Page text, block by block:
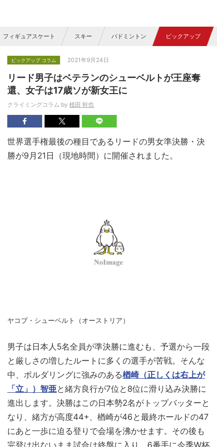
フィギュアスケート スキー バドミントン ピックアップ
ピックアップ コラム 2021年9月24日
リード男子はベテランのシューベルトが王座奪
還、女子は17歳ソが新女王に
クライミングコラム by 植田 幹也
世界選手権最後の種目であるリードの男女準決勝・決
勝が9月21日（現地時間）に開催されました。
ヤコブ・シューベルト（オーストリア）
男子は日本人5名全員が準決勝に進むも、予選から一段
と厳しさの増したルートに多くの選手が苦戦。そんな
中、ボルダリングに強みのある楢崎（正しくは右上が
「立」）智亜と緒方良行が7位と8位に滑り込み決勝に
進出します。決勝はこの日本勢2名がトップバッターと
なり、緒方が高度44+、楢崎が46と最終ホールドの47
にあと一歩に迫る登りで会場を沸かせます。その後も
完登は出ないまま試合は終盤に入り、6番手に今季W杯